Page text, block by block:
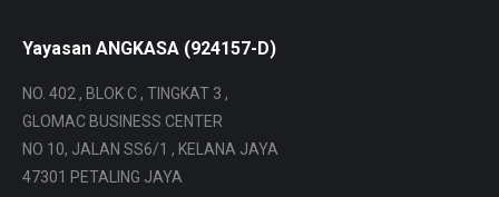
Yayasan ANGKASA (924157-D)
NO. 402 , BLOK C , TINGKAT 3 ,
GLOMAC BUSINESS CENTER
NO 10, JALAN SS6/1 , KELANA JAYA
47301 PETALING JAYA